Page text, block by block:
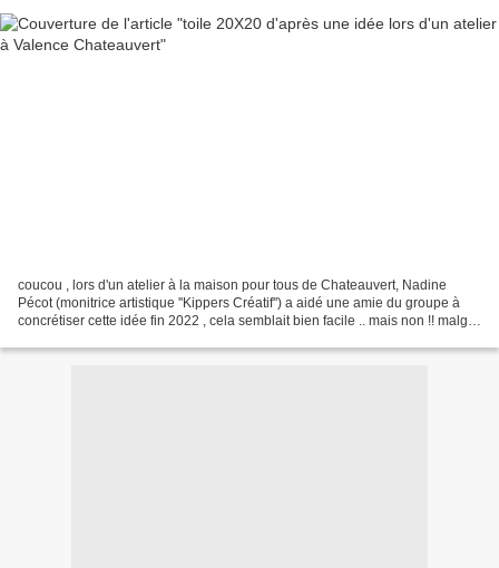
coucou , lors d'un atelier à la maison pour tous de Chateauvert, Nadine
Pécot (monitrice artistique ''Kippers Créatif'') a aidé une amie du groupe à
concrétiser cette idée fin 2022 , cela semblait bien facile .. mais non !! malgré